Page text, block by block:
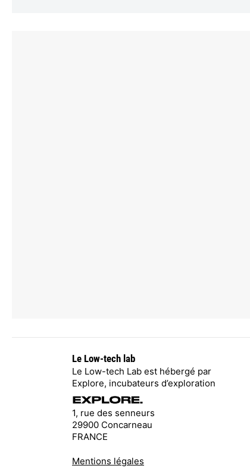
Le Low-tech lab
Le Low-tech Lab est hébergé par
Explore, incubateurs d’exploration
1, rue des senneurs
29900 Concarneau
FRANCE
Mentions légales